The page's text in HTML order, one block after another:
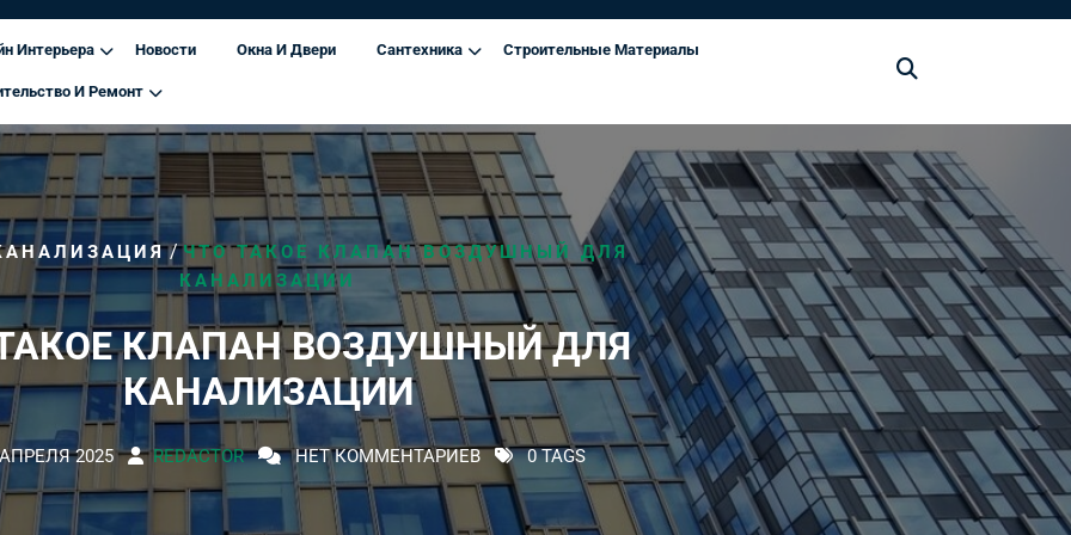
Интерьера Новости Окна И Двери Сантехника Строительные Материалы
И Ремонт
/ЧТО ТАКОЕ КЛАПАН ВОЗДУШНЫЙ ДЛЯ
КАНАЛИЗАЦИИ
КЛАПАН ВОЗДУШНЫЙ ДЛЯ
КАНАЛИЗАЦИИ
2025 REDACTOR НЕТ КОММЕНТАРИЕВ 0 TAGS